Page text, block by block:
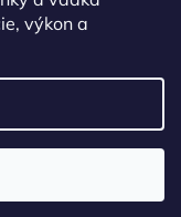
výkon a
vyhradené.